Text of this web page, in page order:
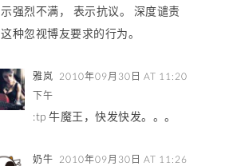
示强烈不满， 表示抗议。 深度谴责
这种忽视博友要求的行为。
雅岚 2010年09月30日 AT 11:20
下午
:tp 牛魔王，快发快发。。。
奶牛 2010年09月30日 AT 11:26